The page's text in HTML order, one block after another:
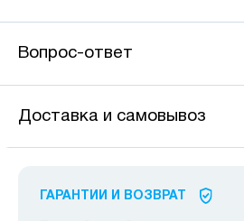
Вопрос-ответ
Доставка и самовывоз
ГАРАНТИИ И ВОЗВРАТ